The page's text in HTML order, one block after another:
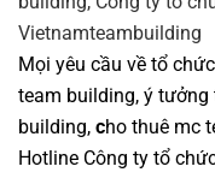
Mọi yêu cầu về tổ
team building, ý tưởng
building, cho thuê mc
Hotline Công ty tổ